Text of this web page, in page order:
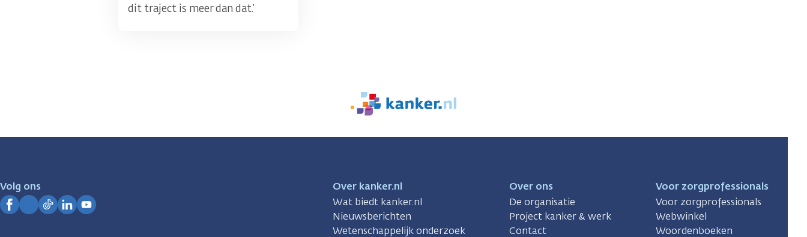
dit traject is meer dan dat.’
We
er
Volg ons
Over kanker.nl
Wat biedt kanker.nl
Nieuwsberichten
Wetenschappelijk onderzoek
Over ons
De organisatie
Project kanker & werk
Contact
Voor zorgprofessionals
Voor zorgprofessionals
Webwinkel
Woordenboeken